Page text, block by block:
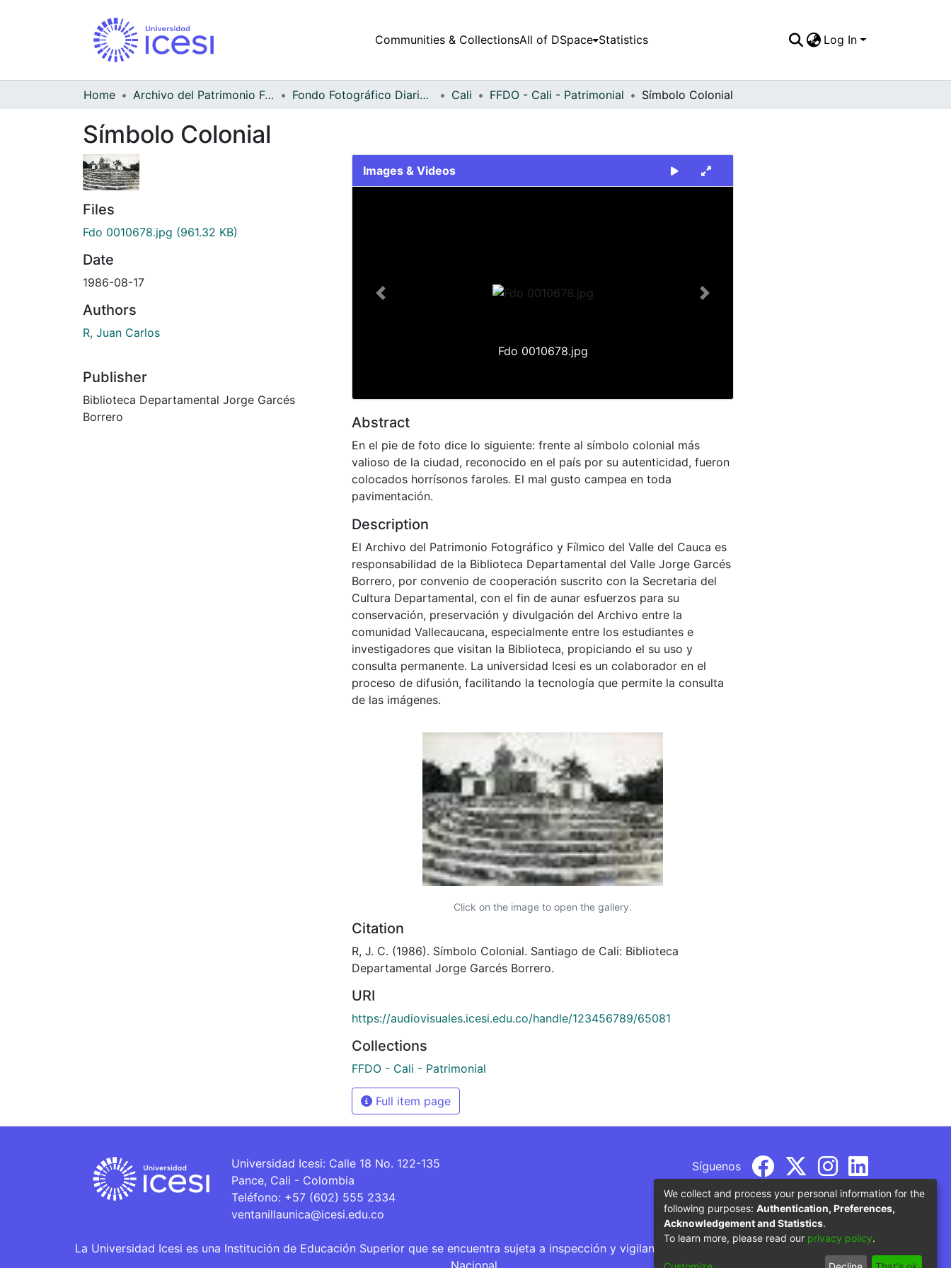
Communities & CollectionsAll of DSpace Statistics Log In
Home Archivo del Patrimonio Fotográfico y Fílmico del Valle del Cauca Fondo Fotográfico Diario Occidente Cali FFDO - Cali - Patrimonial Símbolo Colonial
Símbolo Colonial
Files
Fdo 0010678.jpg (961.32 KB)
Date
1986-08-17
Authors
R, Juan Carlos
Publisher
Biblioteca Departamental Jorge Garcés
Borrero
Images & Videos
Fdo 0010678.jpg
Previous Next
Abstract
En el pie de foto dice lo siguiente: frente al símbolo colonial más
valioso de la ciudad, reconocido en el país por su autenticidad, fueron
colocados horrísonos faroles. El mal gusto campea en toda
pavimentación.
Description
El Archivo del Patrimonio Fotográfico y Fílmico del Valle del Cauca es
responsabilidad de la Biblioteca Departamental del Valle Jorge Garcés
Borrero, por convenio de cooperación suscrito con la Secretaria del
Cultura Departamental, con el fin de aunar esfuerzos para su
conservación, preservación y divulgación del Archivo entre la
comunidad Vallecaucana, especialmente entre los estudiantes e
investigadores que visitan la Biblioteca, propiciando el su uso y
consulta permanente. La universidad Icesi es un colaborador en el
proceso de difusión, facilitando la tecnología que permite la consulta
de las imágenes.
Click on the image to open the gallery.
Citation
R, J. C. (1986). Símbolo Colonial. Santiago de Cali: Biblioteca
Departamental Jorge Garcés Borrero.
URI
https://audiovisuales.icesi.edu.co/handle/123456789/65081
Collections
FFDO - Cali - Patrimonial
Full item page
Universidad Icesi: Calle 18 No. 122-135
Pance, Cali - Colombia
Teléfono: +57 (602) 555 2334
ventanillaunica@icesi.edu.co
Síguenos
La Universidad Icesi es una Institución de Educación Superior que se encuentra sujeta a inspección y vigilancia por parte del Ministerio de Educación
Nacional.
We collect and process your personal information for the
following purposes: Authentication, Preferences,
Acknowledgement and Statistics.
To learn more, please read our privacy policy.